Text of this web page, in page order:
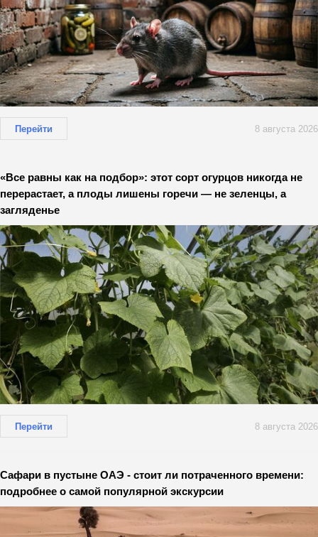
Перейти 8 августа 2026
«Все равны как на подбор»: этот сорт огурцов никогда не
перерастает, а плоды лишены горечи — не зеленцы, а
загляденье
Перейти 8 августа 2026
Сафари в пустыне ОАЭ - стоит ли потраченного времени:
подробнее о самой популярной экскурсии